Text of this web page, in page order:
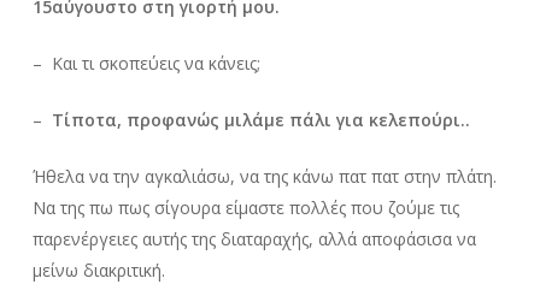
15αύγουστο στη γιορτή μου.
– Και τι σκοπεύεις να κάνεις;
– Τίποτα, προφανώς μιλάμε πάλι για κελεπούρι..
Ήθελα να την αγκαλιάσω, να της κάνω πατ πατ στην πλάτη.
Να της πω πως σίγουρα είμαστε πολλές που ζούμε τις
παρενέργειες αυτής της διαταραχής, αλλά αποφάσισα να
μείνω διακριτική.